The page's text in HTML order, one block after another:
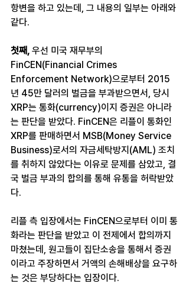
항변을 하고 있는데, 그 내용의 일부는 아래와
같다.
첫째, 우선 미국 재무부의
FinCEN(Financial Crimes
Enforcement Network)으로부터 2015
년 45만 달러의 벌금을 부과받으면서, 당시
XRP는 통화(currency)이지 증권은 아니라
는 판단을 받았다. FinCEN은 리플이 통화인
XRP를 판매하면서 MSB(Money Service
Business)로서의 자금세탁방지(AML) 조치
를 취하지 않았다는 이유로 문제를 삼았고, 결
국 벌금 부과의 합의를 통해 유통을 허락받았
다.
리플 측 입장에서는 FinCEN으로부터 이미 통
화라는 판단을 받았고 이 전제에서 합의까지
마쳤는데, 원고들이 집단소송을 통해서 증권
이라고 주장하면서 거액의 손해배상을 요구하
는 것은 부당하다는 입장이다.